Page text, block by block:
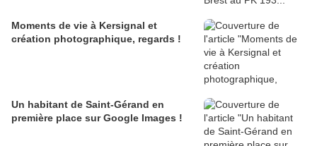
Moments de vie à Kersignal et
création photographique, regards !
Un habitant de Saint-Gérand en
première place sur Google Images !